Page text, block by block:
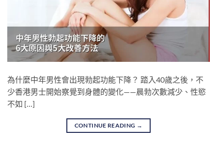
為什麼中年男性會出現勃起功能下降？ 踏入40歲之後，不
少香港男士開始察覺到身體的變化——晨勃次數減少、性慾
不如 […]
CONTINUE READING →